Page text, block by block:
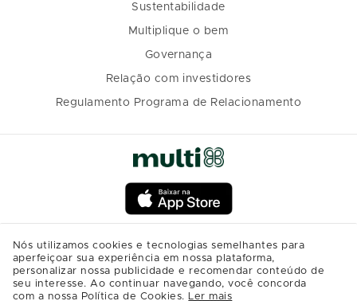
Sustentabilidade
Multiplique o bem
Governança
Relação com investidores
Regulamento Programa de Relacionamento
Nós utilizamos cookies e tecnologias semelhantes para
aperfeiçoar sua experiência em nossa plataforma,
personalizar nossa publicidade e recomendar conteúdo de
seu interesse. Ao continuar navegando, você concorda
com a nossa Política de Cookies. Ler mais